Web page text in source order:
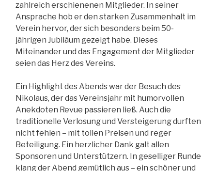
zahlreich erschienenen Mitglieder. In seiner
Ansprache hob er den starken Zusammenhalt im
Verein hervor, der sich besonders beim 50-
jährigen Jubiläum gezeigt habe. Dieses
Miteinander und das Engagement der Mitglieder
seien das Herz des Vereins.
Ein Highlight des Abends war der Besuch des
Nikolaus, der das Vereinsjahr mit humorvollen
Anekdoten Revue passieren ließ. Auch die
traditionelle Verlosung und Versteigerung durften
nicht fehlen – mit tollen Preisen und reger
Beteiligung. Ein herzlicher Dank galt allen
Sponsoren und Unterstützern. In geselliger Runde
klang der Abend gemütlich aus – ein schöner und